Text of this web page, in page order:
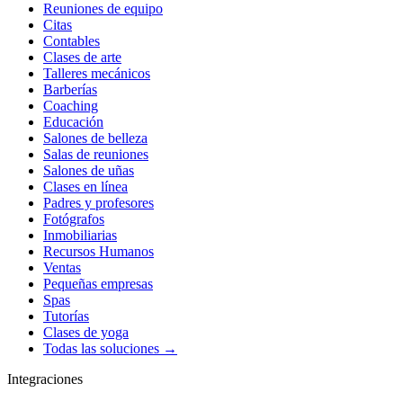
Reuniones de equipo
Citas
Contables
Clases de arte
Talleres mecánicos
Barberías
Coaching
Educación
Salones de belleza
Salas de reuniones
Salones de uñas
Clases en línea
Padres y profesores
Fotógrafos
Inmobiliarias
Recursos Humanos
Ventas
Pequeñas empresas
Spas
Tutorías
Clases de yoga
Todas las soluciones →
Integraciones